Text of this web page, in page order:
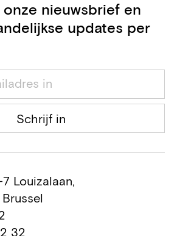
nieuwsbrief en
updates per
Schrijf in
Louizalaan,
32